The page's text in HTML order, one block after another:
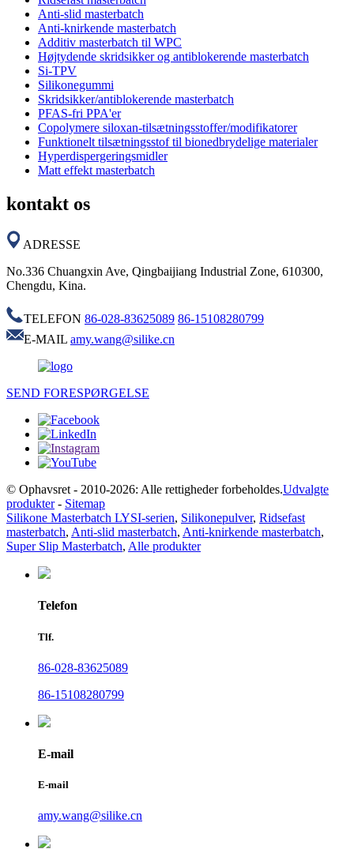
Anti-slid masterbatch
Anti-knirkende masterbatch
Additiv masterbatch til WPC
Højtydende skridsikker og antiblokerende masterbatch
Si-TPV
Silikonegummi
Skridsikker/antiblokerende masterbatch
PFAS-fri PPA'er
Copolymere siloxan-tilsætningsstoffer/modifikatorer
Funktionelt tilsætningsstof til bionedbrydelige materialer
Hyperdispergeringsmidler
Matt effekt masterbatch
kontakt os
ADRESSE
No.336 Chuangxin Ave, Qingbaijiang Industrial Zone, 610300,
Chengdu, Kina.
TELEFON 86-028-83625089 86-15108280799
E-MAIL amy.wang@silike.cn
SEND FORESPØRGELSE
© Ophavsret - 2010-2026: Alle rettigheder forbeholdes.Udvalgte
produkter- Sitemap
Silikone Masterbatch LYSI-serien, Silikonepulver, Ridsefast
masterbatch, Anti-slid masterbatch, Anti-knirkende masterbatch,
Super Slip Masterbatch, Alle produkter
Telefon
Tlf.
86-028-83625089
86-15108280799
E-mail
E-mail
amy.wang@silike.cn